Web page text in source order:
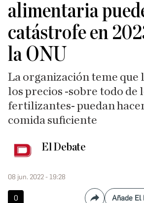
alimentaria
catástrofe en
la ONU
La organización teme que
los precios -sobre todo de
fertilizantes- puedan
comida suficiente
El Debate
08 jun. 2022 - 19:28
0 Añade El